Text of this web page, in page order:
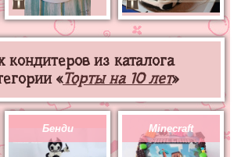
кондитеров из каталога
«Торты на 10 лет»
Бенди Minecraft